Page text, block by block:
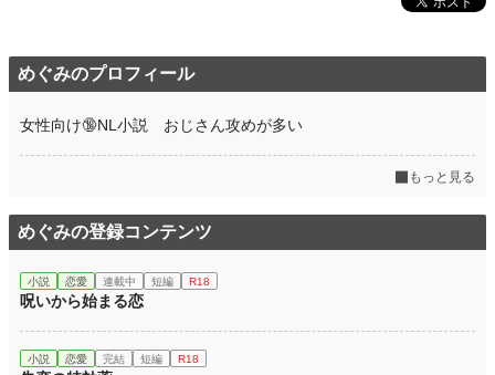
めぐみのプロフィール
女性向け🔞NL小説 おじさん攻めが多い
もっと見る
めぐみの登録コンテンツ
小説 恋愛 連載中 短編 R18
呪いから始まる恋
小説 恋愛 完結 短編 R18